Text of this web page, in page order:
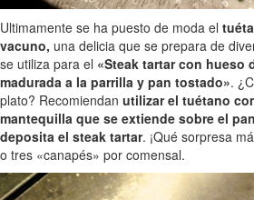
Ultimamente se ha puesto de moda el
vacuno, una delicia que se prepara de
se utiliza para el «Steak tartar con hueso
madurada a la parrilla y pan tostado».
plato? Recomiendan utilizar el tuétano
mantequilla que se extiende sobre el
deposita el steak tartar. ¡Qué sorpresa
o tres «canapés» por comensal.